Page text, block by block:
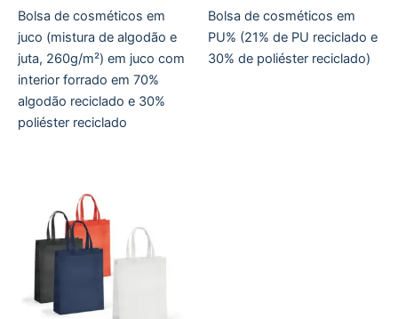
Bolsa de cosméticos em
juco (mistura de algodão e
juta, 260g/m²) em juco com
interior forrado em 70%
algodão reciclado e 30%
poliéster reciclado
Bolsa de cosméticos em
PU% (21% de PU reciclado e
30% de poliéster reciclado)